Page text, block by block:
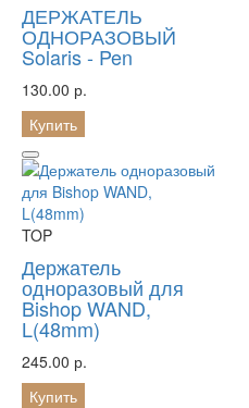
ДЕРЖАТЕЛЬ
ОДНОРАЗОВЫЙ
Solaris - Pen
130.00 р.
Купить
TOP
Держатель
одноразовый для
Bishop WAND,
L(48mm)
245.00 р.
Купить